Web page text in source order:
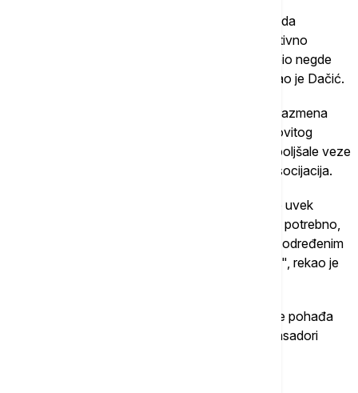
"Mislim da imamo veoma značajne mogućnosti da
uvećamo našu ekonomsku saradnju koja je relativno
skromna. Nivo naše robne razmene otprilike je bio negde
između sedam i 10 miliona dolara godišnje", rekao je Dačić.
Ministar je naglasio da je važno da ekonomska razmena
ubuduće bude veća i da treba obnoviti rad mešovitog
komiteta za ekonomsku saradnju kako bi se poboljšale veze
između privrednika, privrednih komora i biznis asocijacija.
"Kada je u pitanju međunarodna politika, mi smo uvek
spremni da podržimo Ganu kad god to bude bilo potrebno,
bilo da je reč o političkim temama, bilo o podršci određenim
temama, rezolucijama, zahtevima, ali i kadrovski", rekao je
Dačić je istakao i da veliki broj studenata iz Gane pohađa
fakultete u Srbiji, i ocenio da su oni najbolji ambasadori